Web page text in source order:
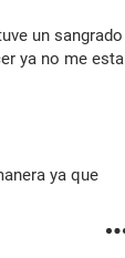
un sangrado
ya no me esta
ya que